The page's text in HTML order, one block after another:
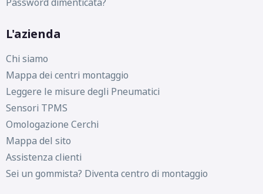
L'azienda
Chi siamo
Mappa dei centri montaggio
Leggere le misure degli Pneumatici
Sensori TPMS
Omologazione Cerchi
Mappa del sito
Assistenza clienti
Sei un gommista? Diventa centro di montaggio